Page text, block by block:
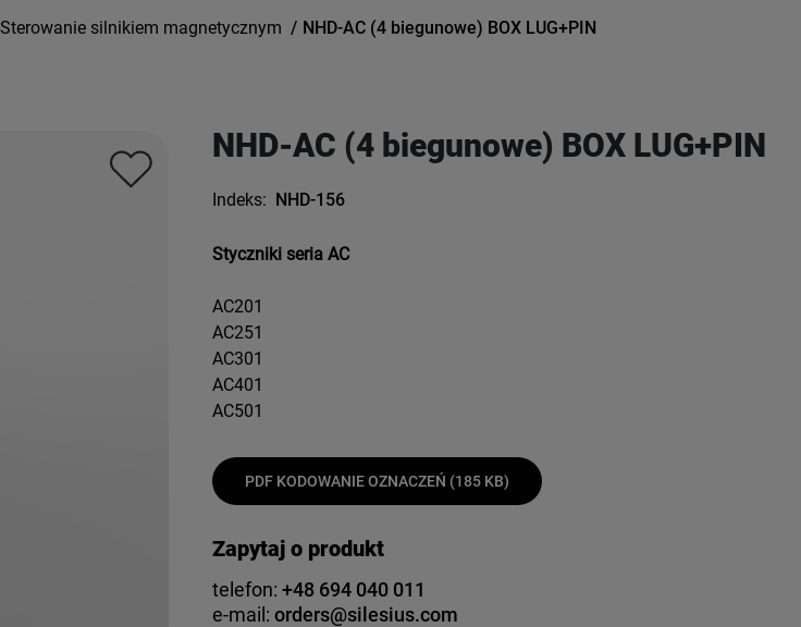
Sterowanie silnikiem magnetycznym / NHD-AC (4 biegunowe) BOX LUG+PIN
NHD-AC (4 biegunowe) BOX LUG+PIN
Indeks: NHD-156
Styczniki seria AC
AC201
AC251
AC301
AC401
AC501
PDF KODOWANIE OZNACZEŃ (185 KB)
Zapytaj o produkt
telefon:+48 694 040 011
e-mail:orders@silesius.com